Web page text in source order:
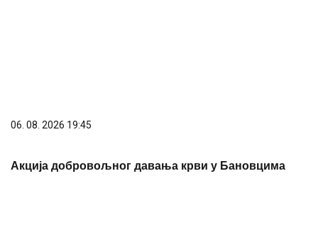
06. 08. 2026 19:45
Акција добровољног давања крви у Бановцима